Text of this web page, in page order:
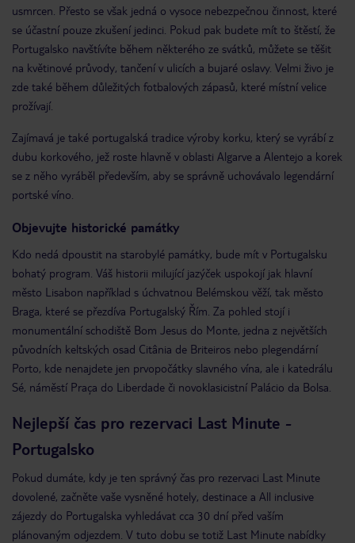
usmrcen. Přesto se však jedná o vysoce nebezpečnou činnost, které
se účastní pouze zkušení jedinci. Pokud pak budete mít to štěstí, že
Portugalsko navštívíte během některého ze svátků, můžete se těšit
na květinové průvody, tančení v ulicích a bujaré oslavy. Velmi živo je
zde také během důležitých fotbalových zápasů, které místní velice
prožívají.
Zajímavá je také portugalská tradice výroby korku, který se vyrábí z
dubu korkového, jež roste hlavně v oblasti Algarve a Alentejo a korek
se z něho vyráběl především, aby se správně uchovávalo legendární
portské víno.
Objevujte historické památky
Kdo nedá dpoustit na starobylé památky, bude mít v Portugalsku
bohatý program. Váš historii milující jazýček uspokojí jak hlavní
město Lisabon například s úchvatnou Belémskou věží, tak město
Braga, které se přezdíva Portugalský Řím. Za pohled stojí i
monumentální schodiště Bom Jesus do Monte, jedna z největších
původních keltských osad Citânia de Briteiros nebo plegendární
Porto, kde nenajdete jen prvopočátky slavného vína, ale i katedrálu
Sé, náměstí Praça do Liberdade či novoklasicistní Palácio da Bolsa.
Nejlepší čas pro rezervaci Last Minute -
Portugalsko
Pokud dumáte, kdy je ten správný čas pro rezervaci Last Minute
dovolené, začněte vaše vysněné hotely, destinace a All inclusive
zájezdy do Portugalska vyhledávat cca 30 dní před vaším
plánovaným odjezdem. V tuto dobu se totiž Last Minute nabídky